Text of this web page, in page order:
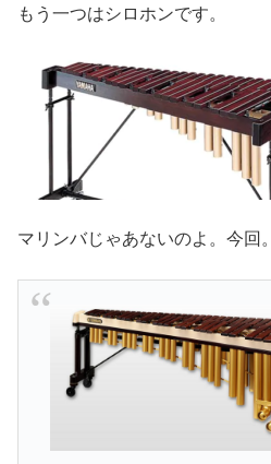
もう一つはシロホンです。
マリンバじゃあないのよ。今回。